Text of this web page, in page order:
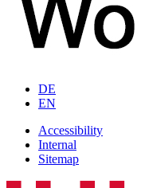
DE
EN
Accessibility
Internal
Sitemap